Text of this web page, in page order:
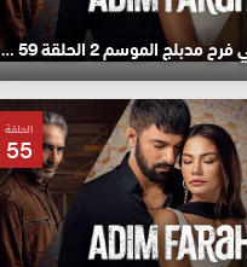
مسلسل اسمي فرح مدبلج الموسم 2 الحلقة 59 HD
الحلقة
55